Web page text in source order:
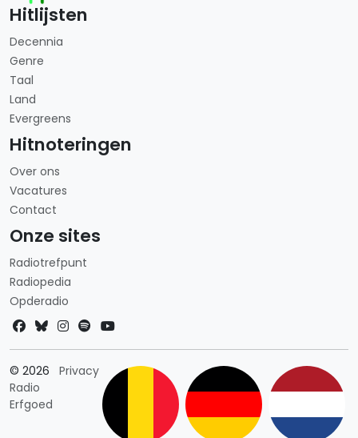
Hitlijsten
Decennia
Genre
Taal
Land
Evergreens
Hitnoteringen
Over ons
Vacatures
Contact
Onze sites
Radiotrefpunt
Radiopedia
Opderadio
© 2026
Radio
Erfgoed
PrivacyLandkeuze